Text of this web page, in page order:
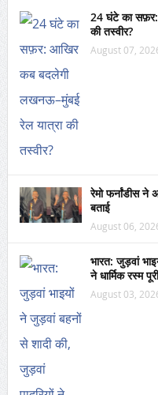
24 घंटे का
की तस्वीर?
August 07,
रेमो फर्नांडीस ने
बताई
August 06,
भारत: जुड़वां
ने धार्मिक रस्म
August 03,